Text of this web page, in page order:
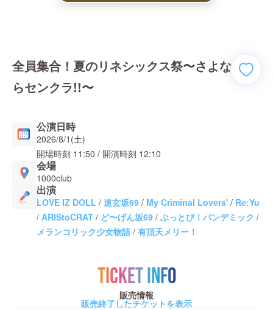
全員集合！夏のリネシックス祭〜さよな
らセンクラ!!〜
公演日時
2026/8/1(土)
開場時刻 11:50 / 開演時刻 12:10
会場
1000club
出演
LOVE IZ DOLL / 道玄坂69 / My Criminal Lovers' / Re:Yu
/ ARIStoCRAT / ど〜げん坂69 / ぶっとび！パンデミック /
メランコリック少女物語 / 有頂天メリー！
TICKET INFO
販売情報
販売終了したチケットを表示